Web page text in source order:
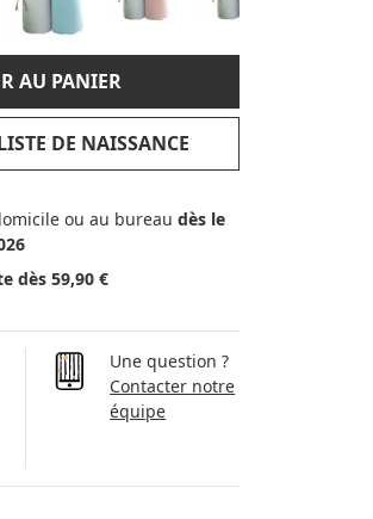
AU PANIER
DE NAISSANCE
ou au bureaudès le
dès 59,90 €
Une question ?
Contacter notre
équipe